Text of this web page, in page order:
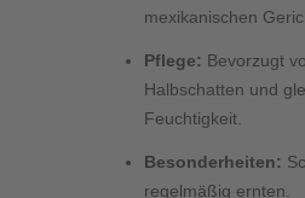
mexikanischen
Pflege: Bevorzugt
Halbschatten und
Feuchtigkeit.
Besonderheiten:
regelmäßig ernten.